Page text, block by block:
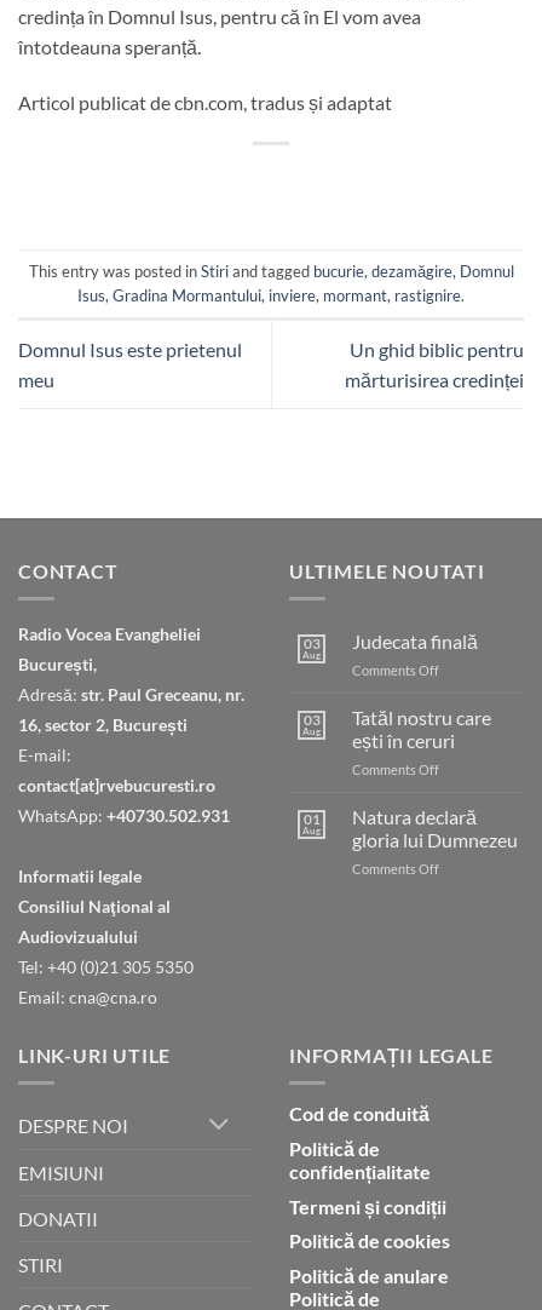
credința în Domnul Isus, pentru că în El vom avea
întotdeauna speranță.
Articol publicat de cbn.com, tradus și adaptat
This entry was posted inStiriand tagged bucurie, dezamăgire, Domnul
Isus, Gradina Mormantului, inviere, mormant, rastignire.
Domnul Isus este prietenul
meu
Un ghid biblic pentru
mărturisirea credinței
CONTACT
Radio Vocea Evangheliei
București,
Adresă: str. Paul Greceanu, nr.
16, sector 2, București
E-mail:
contact[at]rvebucuresti.ro
WhatsApp: +40730.502.931
Informatii legale
Consiliul Naţional al
Audiovizualului
Tel: +40 (0)21 305 5350
Email: cna@cna.ro
ULTIMELE NOUTATI
03
Aug
Judecata finală
Comments Offon
03
Aug
Tatăl nostru care
ești în ceruri
Comments Offon
nostru
ești
în
01
Aug
Natura declară
gloria lui Dumnezeu
Comments Offon
LINK-URI UTILE
DESPRE NOI
EMISIUNI
DONATII
STIRI
INFORMAȚII LEGALE
Cod de conduită
Politică de
confidențialitate
Termeni și condiții
Politică de cookies
Politică de anulare
Politică de